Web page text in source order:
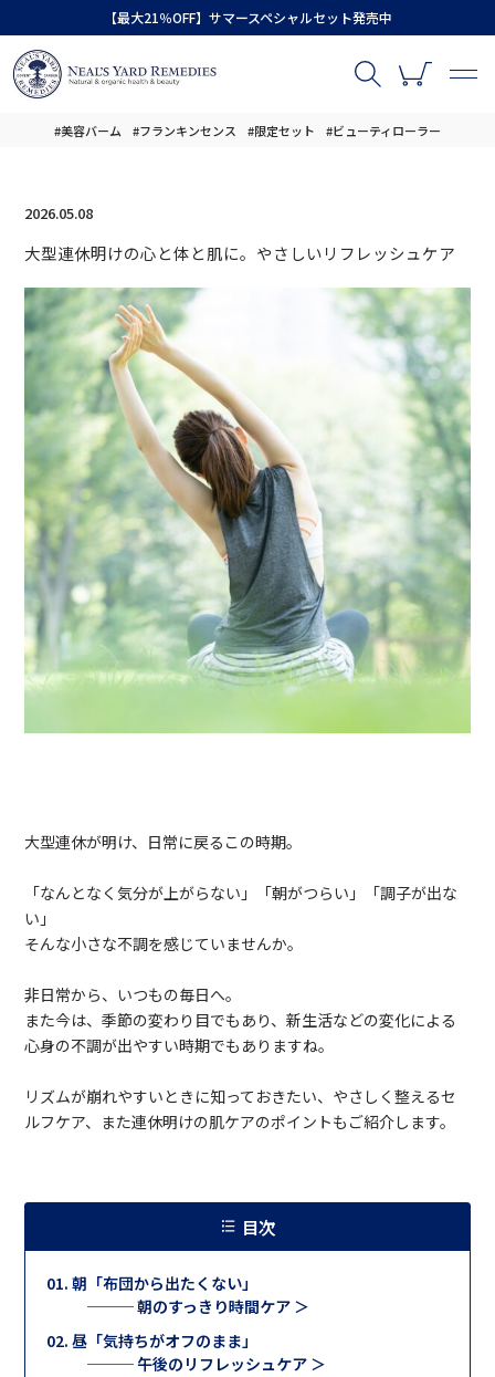
【最大21％OFF】サマースペシャルセット発売中
#美容バーム #フランキンセンス #限定セット #ビューティローラー
2026.05.08
大型連休明けの心と体と肌に。やさしいリフレッシュケア
大型連休が明け、日常に戻るこの時期。
「なんとなく気分が上がらない」「朝がつらい」「調子が出な
い」
そんな小さな不調を感じていませんか。
非日常から、いつもの毎日へ。
また今は、季節の変わり目でもあり、新生活などの変化による
心身の不調が出やすい時期でもありますね。
リズムが崩れやすいときに知っておきたい、やさしく整えるセ
ルフケア、また連休明けの肌ケアのポイントもご紹介します。
目次
朝「布団から出たくない」
─── 朝のすっきり時間ケア ＞
昼「気持ちがオフのまま」
─── 午後のリフレッシュケア ＞